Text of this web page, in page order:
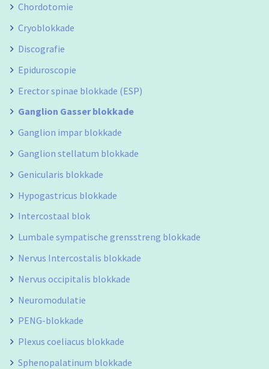
Chordotomie
Cryoblokkade
Discografie
Epiduroscopie
Erector spinae blokkade (ESP)
Ganglion Gasser blokkade
Ganglion impar blokkade
Ganglion stellatum blokkade
Genicularis blokkade
Hypogastricus blokkade
Intercostaal blok
Lumbale sympatische grensstreng blokkade
Nervus Intercostalis blokkade
Nervus occipitalis blokkade
Neuromodulatie
PENG-blokkade
Plexus coeliacus blokkade
Sphenopalatinum blokkade